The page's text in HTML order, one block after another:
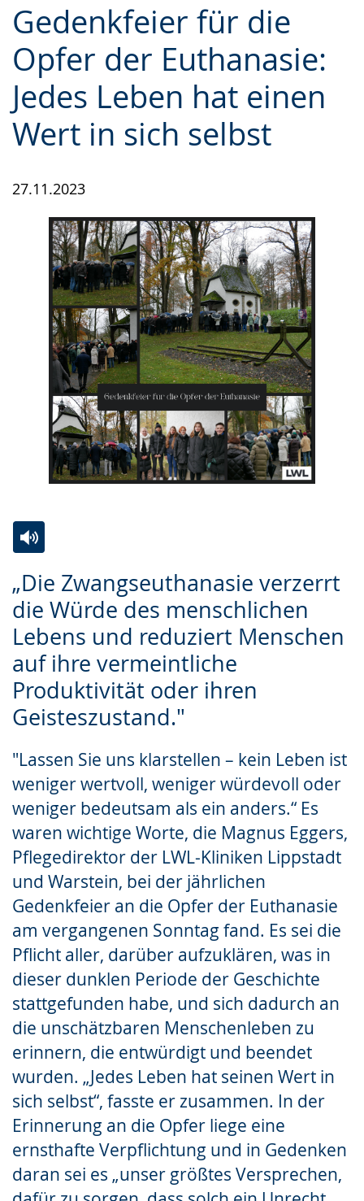
Gedenkfeier für die
Opfer der Euthanasie:
Jedes Leben hat einen
Wert in sich selbst
27.11.2023
„Die Zwangseuthanasie verzerrt
die Würde des menschlichen
Lebens und reduziert Menschen
auf ihre vermeintliche
Produktivität oder ihren
Geisteszustand."
"Lassen Sie uns klarstellen – kein Leben ist
weniger wertvoll, weniger würdevoll oder
weniger bedeutsam als ein anders.“ Es
waren wichtige Worte, die Magnus Eggers,
Pflegedirektor der LWL-Kliniken Lippstadt
und Warstein, bei der jährlichen
Gedenkfeier an die Opfer der Euthanasie
am vergangenen Sonntag fand. Es sei die
Pflicht aller, darüber aufzuklären, was in
dieser dunklen Periode der Geschichte
stattgefunden habe, und sich dadurch an
die unschätzbaren Menschenleben zu
erinnern, die entwürdigt und beendet
wurden. „Jedes Leben hat seinen Wert in
sich selbst“, fasste er zusammen. In der
Erinnerung an die Opfer liege eine
ernsthafte Verpflichtung und in Gedenken
daran sei es „unser größtes Versprechen,
Leichten
Sprache
wechseln.
Audio-
Unterstützung.
Video
in
Deutscher
Gebärdensprache
wird
angezeigt.